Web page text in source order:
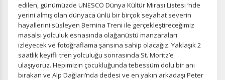
edilen, günümüzde UNESCO Dünya Kültür Mirası Listesi ‘nde
yerini almış olan dünyaca ünlü bir birçok seyahat severin
hayallerini süsleyen Bernina Treni ile gerçekleştireceğimiz
masalsı yolculuk esnasında olağanüstü manzaraları
izleyecek ve fotoğraflama şansına sahip olacağız. Yaklaşık 2
saatlik keyifli tren yolculuğu sonrasında St. Moritz’e
ulaşıyoruz. Hepimizin çocukluğunda tebessüm dolu bir anı
bırakan ve Alp Dağları‘nda dedesi ve en yakın arkadaşı Peter